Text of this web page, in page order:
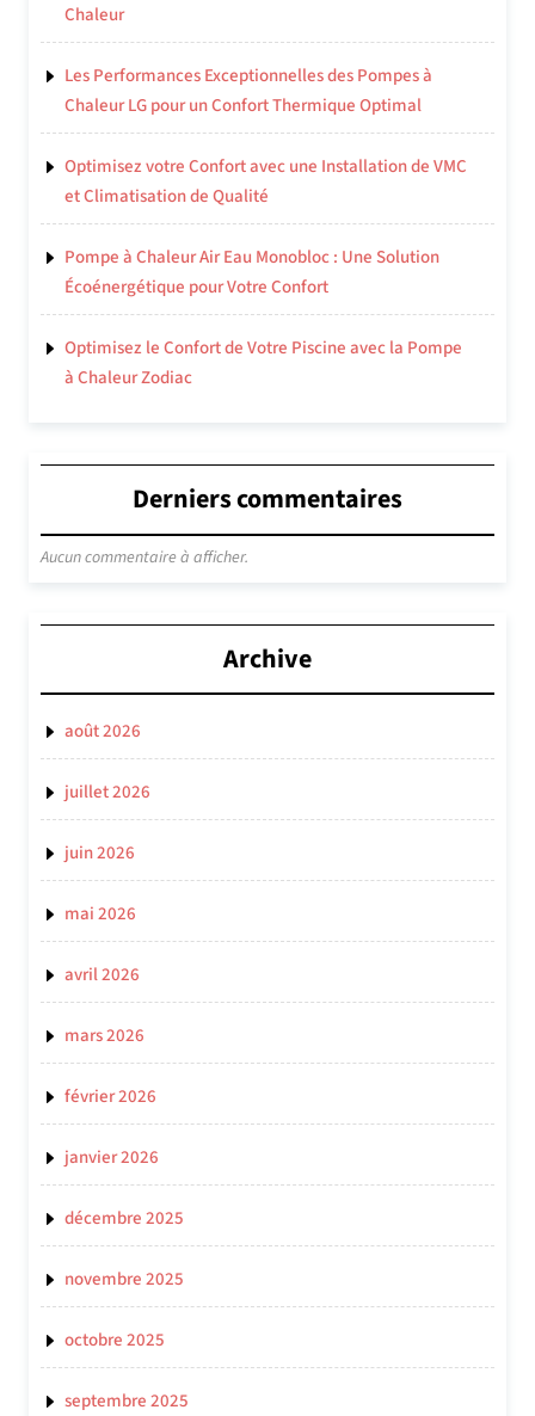
Chaleur
Les Performances Exceptionnelles des Pompes à
Chaleur LG pour un Confort Thermique Optimal
Optimisez votre Confort avec une Installation de VMC
et Climatisation de Qualité
Pompe à Chaleur Air Eau Monobloc : Une Solution
Écoénergétique pour Votre Confort
Optimisez le Confort de Votre Piscine avec la Pompe
à Chaleur Zodiac
Derniers commentaires
Aucun commentaire à afficher.
Archive
août 2026
juillet 2026
juin 2026
mai 2026
avril 2026
mars 2026
février 2026
janvier 2026
décembre 2025
novembre 2025
octobre 2025
septembre 2025